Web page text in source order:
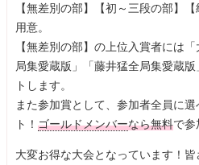
【無差別の部】【初～三段の部】
用意。
【無差別の部】の上位入賞者には
局集愛蔵版」「藤井猛全局集愛蔵
トします。
また参加賞として、参加者全員に
ト！ ゴールドメンバーなら無料で参
大変お得な大会となっています！皆